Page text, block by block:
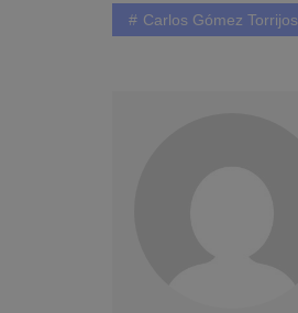
Carlos Gómez Torrijos